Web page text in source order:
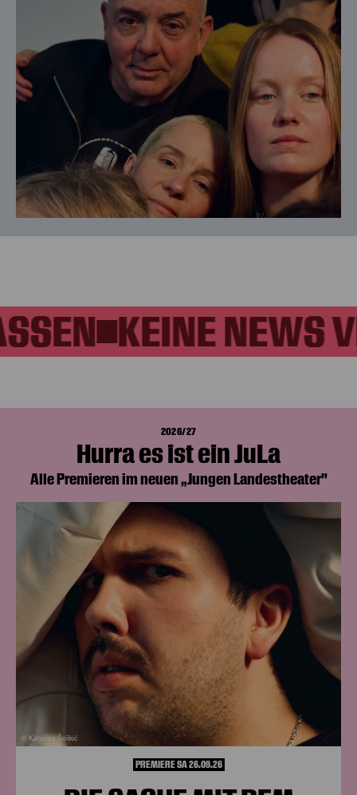
KEINE NEWS
2026/27
Hurra es ist ein JuLa
Alle Premieren im neuen „Jungen Landestheater"
© Katarina Šoškić
PREMIERE SA 26.09.26